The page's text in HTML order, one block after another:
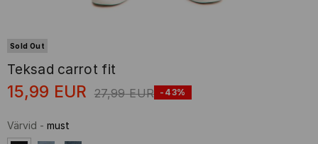
Sold Out
Teksad carrot fit
15,99 EUR 27,99 EUR -43%
Värvid - must